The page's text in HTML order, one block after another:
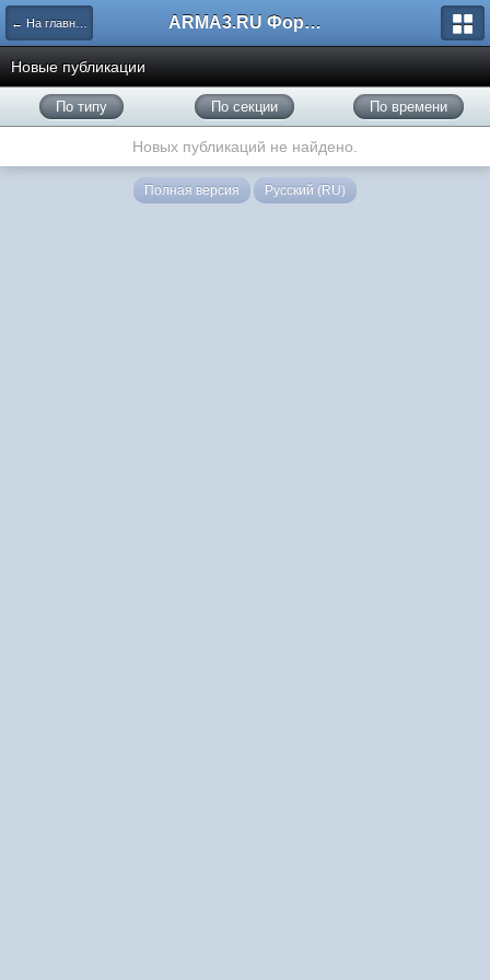
← На главную ARMA3.RU Форум
Новые публикации
По типу По секции По времени
Новых публикаций не найдено.
Полная версия Русский (RU)